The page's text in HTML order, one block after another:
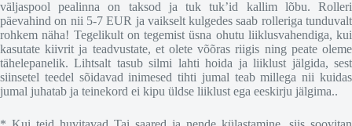
väljaspool pealinna on taksod ja tuk tuk’id kallim lõbu. Rolleri
päevahind on nii 5-7 EUR ja vaikselt kulgedes saab rolleriga tunduvalt
rohkem näha! Tegelikult on tegemist üsna ohutu liiklusvahendiga, kui
kasutate kiivrit ja teadvustate, et olete võõras riigis ning peate oleme
tähelepanelik. Lihtsalt tasub silmi lahti hoida ja liiklust jälgida, sest
siinsetel teedel sõidavad inimesed tihti jumal teab millega nii kuidas
jumal juhatab ja teinekord ei kipu üldse liiklust ega eeskirju jälgima..